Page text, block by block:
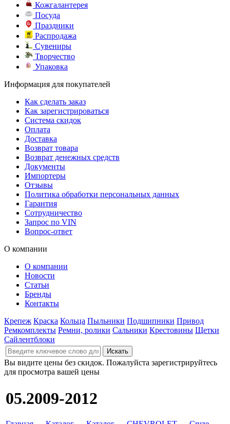
Кожгалантерея
Посуда
Праздники
Распродажа
Сувениры
Творчество
Упаковка
Информация для покупателей
Как сделать заказ
Как зарегистрироваться
Система скидок
Оплата
Доставка
Возврат товара
Возврат денежных средств
Документы
Импортеры
Отзывы
Политика обработки персональных данных
Гарантия
Сотрудничество
Запрос по VIN
Вопрос-ответ
О компании
О компании
Новости
Статьи
Бренды
Контакты
Крепеж Краска Кольца Пыльники Подшипники Привод
Ремкомплекты Ремни, ролики Сальники Крестовины Щетки
Сайлентблоки
Вы видите цены без скидок. Пожалуйста зарегистрируйтесь
для просмотра вашей цены
05.2009-2012